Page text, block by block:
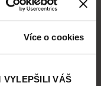
Více o cookies
VYLEPŠILI VÁŠ
s Teta klubem